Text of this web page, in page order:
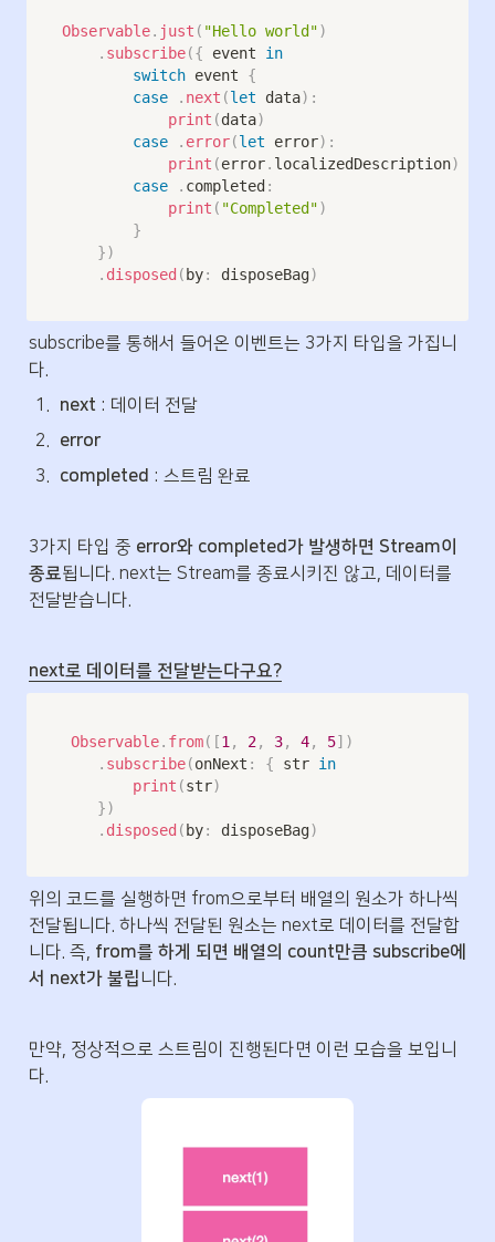
Observable. just ( "Hello world")
. subscribe({ event in
switch event {
case
. next (let data) :
print (data)
case
. error(let error) :
print (error. localizedDescription)
case
. completed :
print ( "Completed")
}
})
. disposed ( by: disposeBag)
subscribe를 통해서 들어온 이벤트는 3가지 타입을 가집니
다.
1 . next : 데이터 전달
2.
error
3. completed : 스트림 완료
3가지 타입 중 error와 completed가 발생하면 Stream이
종료됩니다. next는 Stream를 종료시키진 않고, 데이터를
전달받습니다.
next로 데이터를 전달받는다구요?
Observable. from( [1 , 2, 3, 4, 5] )
. subscribe(onNext : { str in
print (str)
})
. disposed ( by: disposeBag)
위의 코드를 실행하면 from으로부터 배열의 원소가 하나씩
전달됩니다. 하나씩 전달된 원소는 next로 데이터를 전달합
니다. 즉, from를 하게 되면 배열의 count만큼 subscribe에
서 next가 불립니다.
만약, 정상적으로 스트림이 진행된다면 이런 모습을 보입니
다.